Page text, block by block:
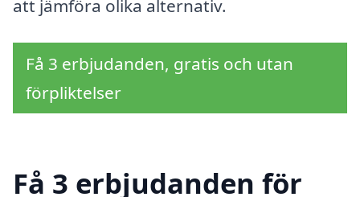
att jämföra olika alternativ.
Få 3 erbjudanden, gratis och utan
förpliktelser
Få 3 erbjudanden för